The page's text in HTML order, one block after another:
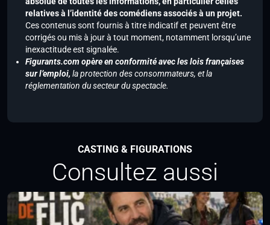
relatives à l’identité des comédiens associés à un projet.
Ces contenus sont fournis à titre indicatif et peuvent être
corrigés ou mis à jour à tout moment, notamment lorsqu’une
inexactitude est signalée.
Figurants.com opère en conformité avec les lois françaises
sur l’emploi, la protection des consommateurs, et la
réglementation du secteur du spectacle.
CASTING & FIGURATIONS
Consultez aussi